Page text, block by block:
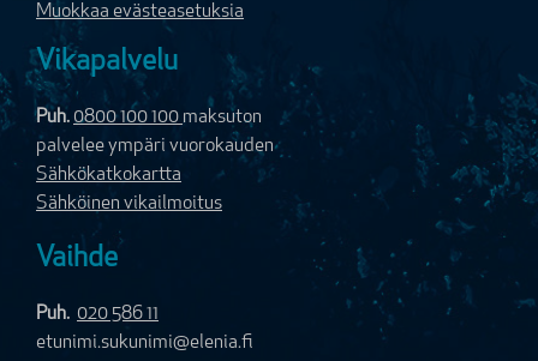
Muokkaa evästeasetuksia
Vikapalvelu
Puh. 0800 100 100 maksuton
palvelee ympäri vuorokauden
Sähkökatkokartta
Sähköinen vikailmoitus
Vaihde
Puh. 020 586 11
etunimi.sukunimi@elenia.fi